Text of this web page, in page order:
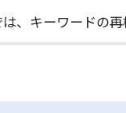
、キーワードの再